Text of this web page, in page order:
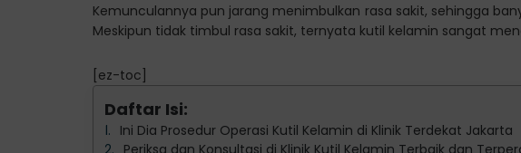
Kemunculannya pun jarang menimbulkan rasa sakit, sehingga
Meskipun tidak timbul rasa sakit, ternyata kutil kelamin sangat
[ez-toc]
Daftar Isi:
Ini Dia Prosedur Operasi Kutil Kelamin di Klinik Terdekat Jakarta
Periksa dan Konsultasi di Klinik Kutil Kelamin Terbaik dan